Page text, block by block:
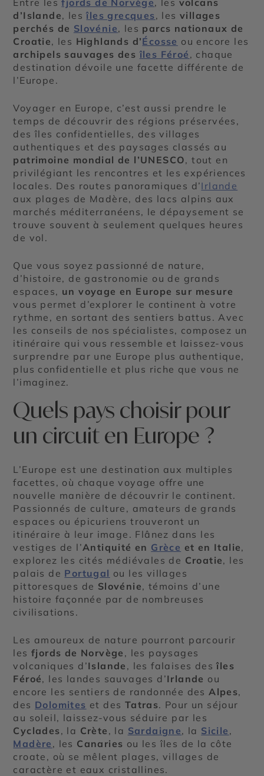
d’Islande, lesîles grecques, lesvillages
perchés de Slovénie, les parcs nationaux de
Croatie, les Highlands d’Écosse ou encore les
archipels sauvages des îles Féroé , chaque
destination dévoile une facette différente de
l’Europe.
Voyager en Europe, c’est aussi prendre le
temps de découvrir des régions préservées,
des îles confidentielles, des villages
authentiques et des paysages classés au
patrimoine mondial de l’UNESCO, tout en
privilégiant les rencontres et les expériences
locales. Des routes panoramiques d’Irlande
aux plages de Madère, des lacs alpins aux
marchés méditerranéens, le dépaysement se
trouve souvent à seulement quelques heures
de vol.
Que vous soyez passionné de nature,
d’histoire, de gastronomie ou de grands
espaces, un voyage en Europe sur mesure
vous permet d’explorer le continent à votre
rythme, en sortant des sentiers battus. Avec
les conseils de nos spécialistes, composez un
itinéraire qui vous ressemble et laissez-vous
surprendre par une Europe plus authentique,
plus confidentielle et plus riche que vous ne
l’imaginez.
Quels pays choisir pour
un circuit en Europe ?
L’Europe est une destination aux multiples
facettes, où chaque voyage offre une
nouvelle manière de découvrir le continent.
Passionnés de culture, amateurs de grands
espaces ou épicuriens trouveront un
itinéraire à leur image. Flânez dans les
vestiges de l’Antiquité en Grèce et en Italie,
explorez les cités médiévales de Croatie, les
palais de Portugal ou les villages
pittoresques de Slovénie, témoins d’une
histoire façonnée par de nombreuses
civilisations.
Les amoureux de nature pourront parcourir
lesfjords de Norvège , les paysages
volcaniques d’Islande , les falaises desîles
Féroé, les landes sauvages d’Irlande ou
encore les sentiers de randonnée desAlpes,
des Dolomites et des Tatras. Pour un séjour
au soleil, laissez-vous séduire par les
Cyclades, la Crète , la Sardaigne, la Sicile ,
Madère , les Canaries ou les îles de la côte
croate, où se mêlent plages, villages de
caractère et eaux cristallines.